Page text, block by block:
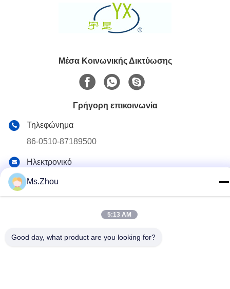
Μέσα Κοινωνικής Δικτύωσης
Γρήγορη επικοινωνία
Τηλεφώνημα
86-0510-87189500
Ηλεκτρονικό
yxhjc@yxhjc.com
Διεύθυνση
Κωμόπολη Dingshu, πόλη Yixing, επαρχία Jiangsu
Πολιτική απορρήτου|Sitemap
Ms.Zhou
5:13 AM
Good day, what product are you looking for?